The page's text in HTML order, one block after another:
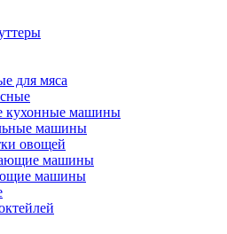
для мяса
кухонные машины
машины
овощей
машины
машины